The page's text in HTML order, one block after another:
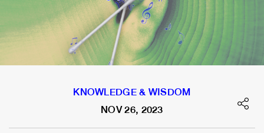
KNOWLEDGE & WISDOM
NOV 26, 2023